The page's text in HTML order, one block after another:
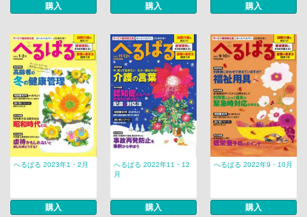
購入 購入 購入
へるぱる 2023年1・2月
購入
へるぱる 2022年11・12
月
購入
へるぱる 2022年9・10月
購入